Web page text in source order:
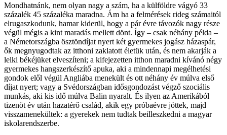
Mondhatnánk, nem olyan nagy a szám, ha a külföldre vágyó 33
százalék 45 százaléka maradna. Ám ha a felmérések rideg számaitól
elrugaszkodunk, hamar kiderül, hogy a pár évre távozók nagy része
végül mégis a kint maradás mellett dönt. Így – csak néhány példa –
a Németországba ösztöndíjat nyert két gyermekes jogász házaspár,
ők megnyugodtak az itthoni zaklatott életük után, és nem akarják a
lelki békéjüket elveszíteni; a kifejezetten itthon maradni kívánó négy
gyermekes hangszerkészítő apuka, aki a mindennapi megélhetési
gondok elől végül Angliába menekült és ott néhány év múlva első
díjat nyert; vagy a Svédországban idősgondozást végző szociális
munkás, aki kis idő múlva Balin nyaralt. És ilyen az Amerikából
tizenöt év után hazatérő család, akik egy próbaévre jöttek, majd
visszamenekültek: a gyerekek nem tudtak beilleszkedni a magyar
iskolarendszerbe.